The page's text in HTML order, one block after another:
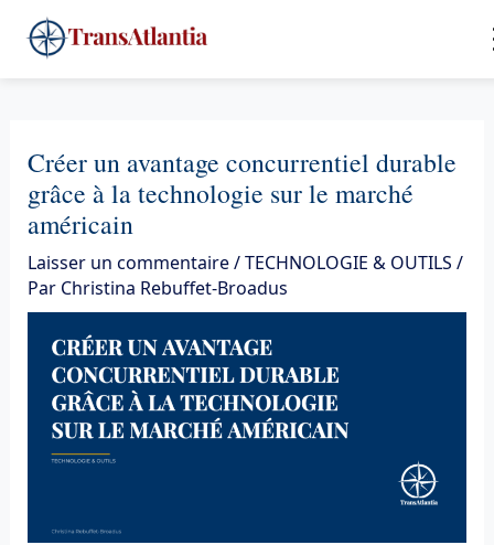
au
contenu
Créer un avantage concurrentiel durable
grâce à la technologie sur le marché
américain
Laisser un commentaire/TECHNOLOGIE & OUTILS /
Par Christina Rebuffet-Broadus